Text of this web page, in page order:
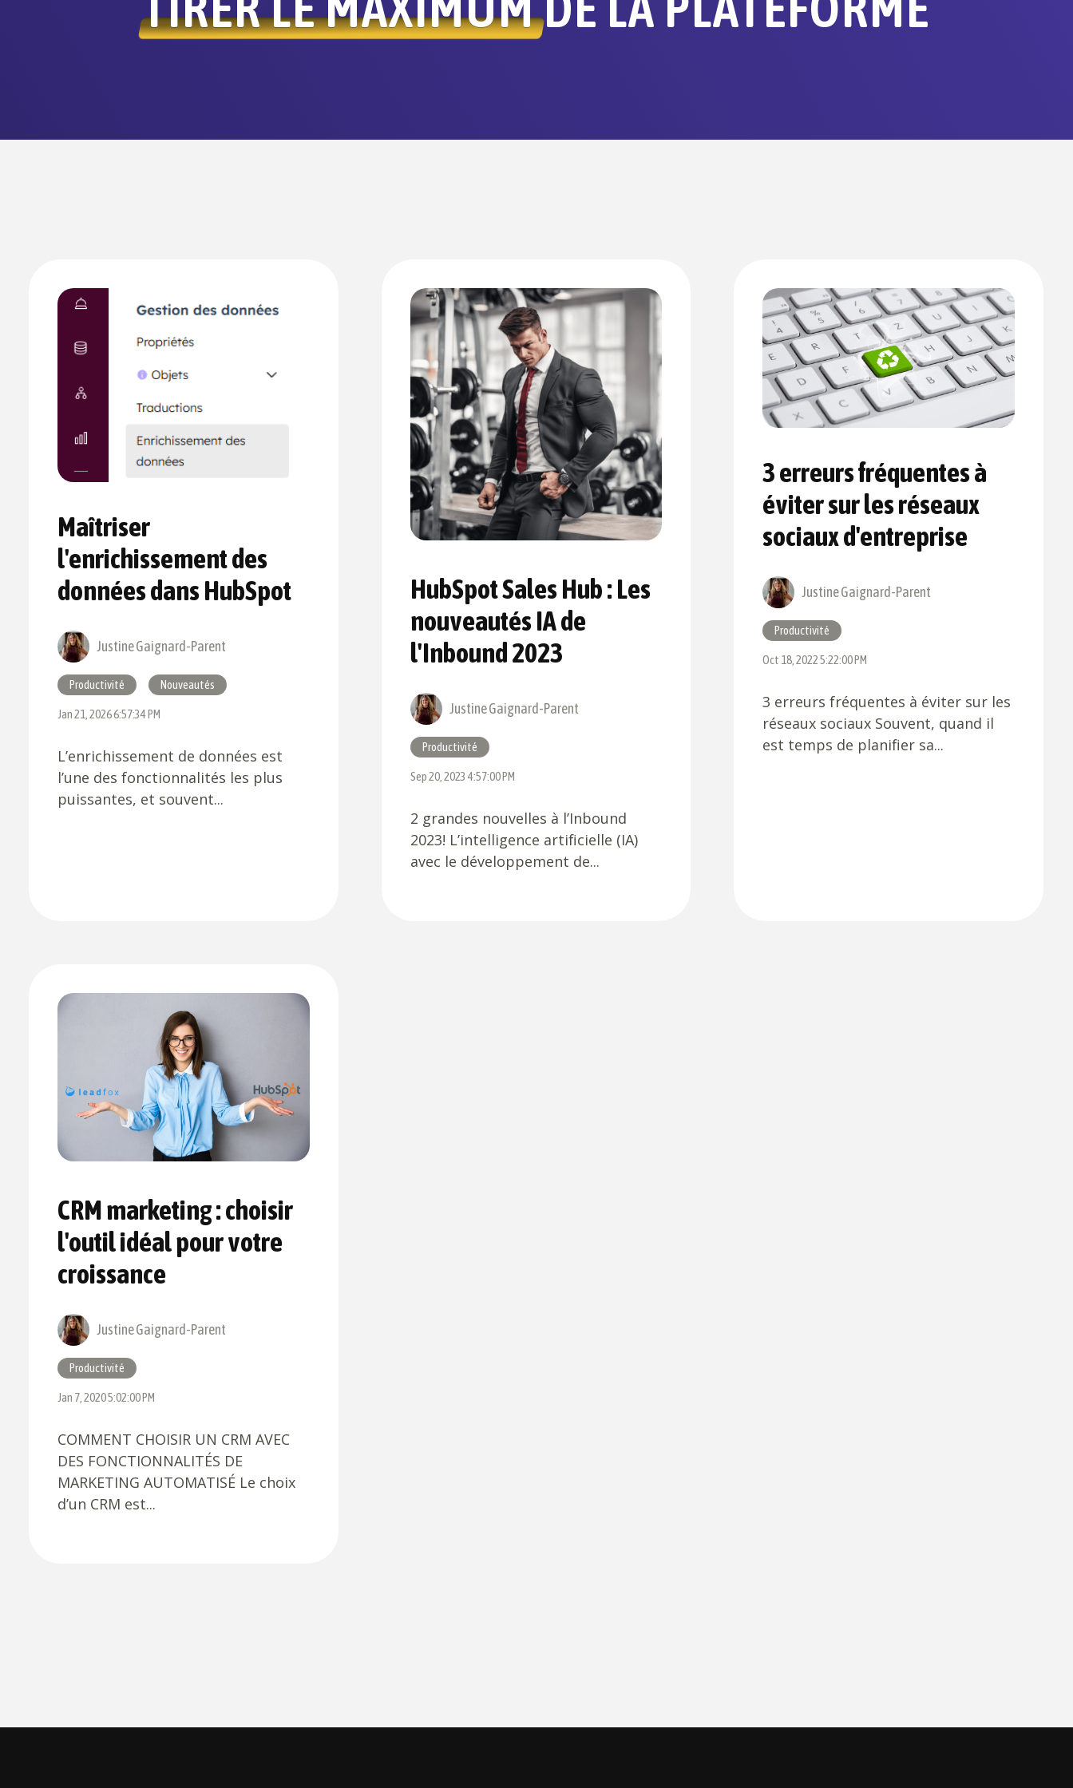
Maîtriser
l'enrichissement des
données dans HubSpot
Justine Gaignard-Parent
Productivité Nouveautés
Jan 21, 2026 6:57:34 PM
L’enrichissement de données est
l’une des fonctionnalités les plus
puissantes, et souvent...
HubSpot Sales Hub : Les
nouveautés IA de
l'Inbound 2023
Justine Gaignard-Parent
Productivité
Sep 20, 2023 4:57:00 PM
2 grandes nouvelles à l’Inbound
2023! L’intelligence artificielle (IA)
avec le développement de...
3 erreurs fréquentes à
éviter sur les réseaux
sociaux d'entreprise
Justine Gaignard-Parent
Productivité
Oct 18, 2022 5:22:00 PM
3 erreurs fréquentes à éviter sur les
réseaux sociaux Souvent, quand il
est temps de planifier sa...
CRM marketing : choisir
l'outil idéal pour votre
croissance
Justine Gaignard-Parent
Productivité
Jan 7, 2020 5:02:00 PM
COMMENT CHOISIR UN CRM AVEC
DES FONCTIONNALITÉS DE
MARKETING AUTOMATISÉ Le choix
d’un CRM est...